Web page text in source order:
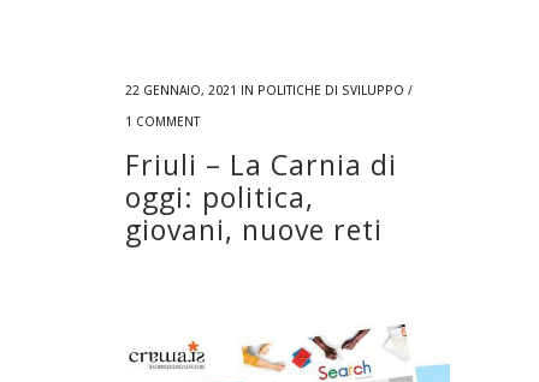
22 GENNAIO, 2021 IN POLITICHE DI SVILUPPO /
1 COMMENT
Friuli – La Carnia di
oggi: politica,
giovani, nuove reti